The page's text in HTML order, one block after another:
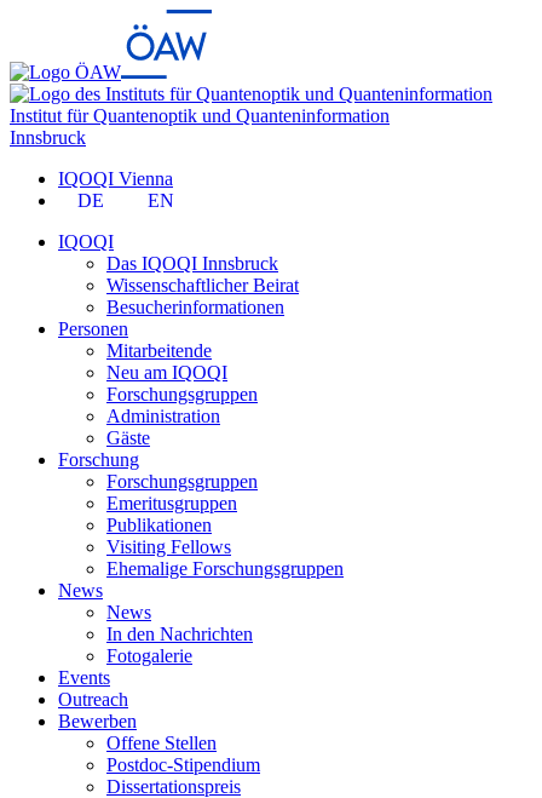
Institut für Quantenoptik und Quanteninformation
Innsbruck
IQOQI Vienna
DE
EN
IQOQI
Das IQOQI Innsbruck
Wissenschaftlicher Beirat
Besucherinformationen
Personen
Mitarbeitende
Neu am IQOQI
Forschungsgruppen
Administration
Gäste
Forschung
Forschungsgruppen
Emeritusgruppen
Publikationen
Visiting Fellows
Ehemalige Forschungsgruppen
News
News
In den Nachrichten
Fotogalerie
Events
Outreach
Bewerben
Offene Stellen
Postdoc-Stipendium
Dissertationspreis